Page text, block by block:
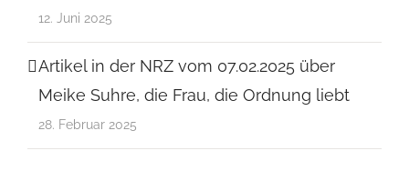
12. Juni 2025
Artikel in der NRZ vom 07.02.2025 über
Meike Suhre, die Frau, die Ordnung liebt
28. Februar 2025